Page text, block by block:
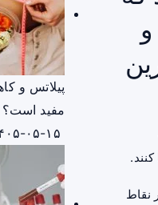
نقاط
پیلاتس و
مفید است؟